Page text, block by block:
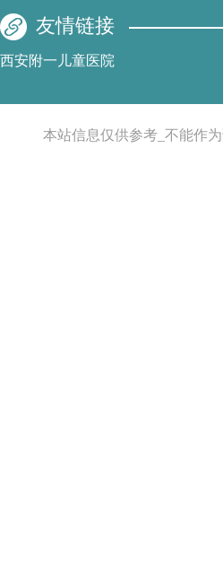
友情链接
西安附一儿童医院
本站信息仅供参考_不能作